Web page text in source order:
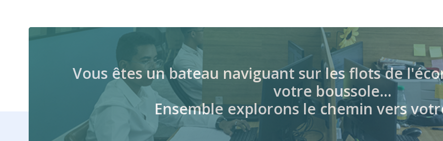
Vous êtes un bateau naviguant sur les flots de
votre boussole…
Ensemble explorons le chemin vers